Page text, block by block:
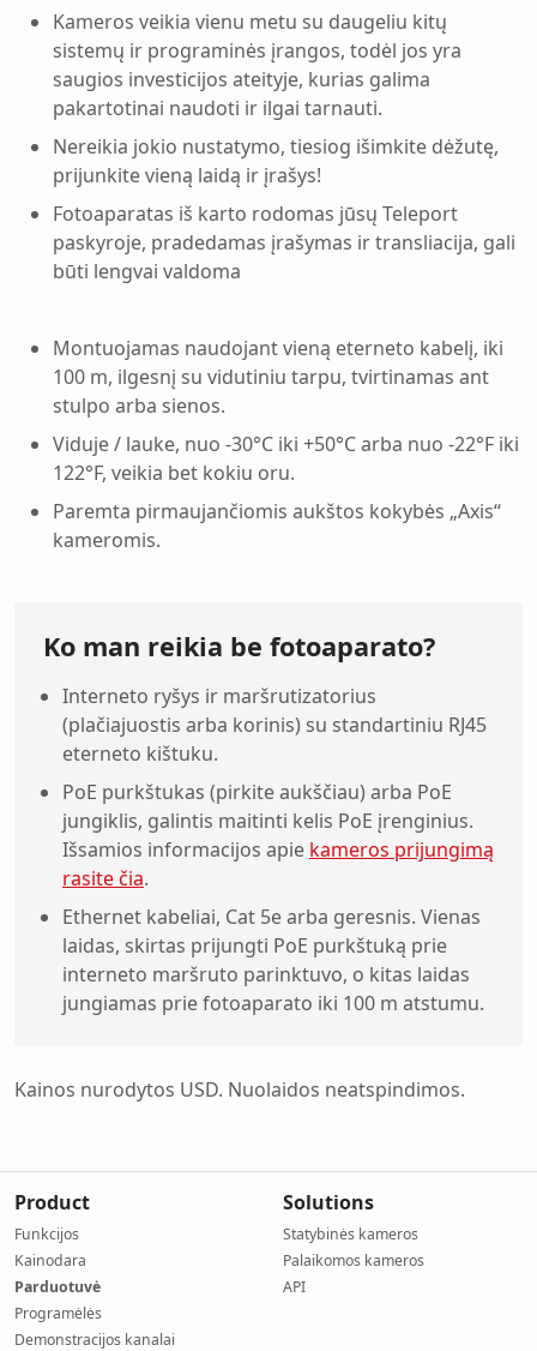
Kameros veikia vienu metu su daugeliu kitų
sistemų ir programinės įrangos, todėl jos yra
saugios investicijos ateityje, kurias galima
pakartotinai naudoti ir ilgai tarnauti.
Nereikia jokio nustatymo, tiesiog išimkite dėžutę,
prijunkite vieną laidą ir įrašys!
Fotoaparatas iš karto rodomas jūsų Teleport
paskyroje, pradedamas įrašymas ir transliacija, gali
būti lengvai valdoma
Montuojamas naudojant vieną eterneto kabelį, iki
100 m, ilgesnį su vidutiniu tarpu, tvirtinamas ant
stulpo arba sienos.
Viduje / lauke, nuo -30°C iki +50°C arba nuo -22°F iki
122°F, veikia bet kokiu oru.
Paremta pirmaujančiomis aukštos kokybės „Axis“
kameromis.
Ko man reikia be fotoaparato?
Interneto ryšys ir maršrutizatorius
(plačiajuostis arba korinis) su standartiniu RJ45
eterneto kištuku.
PoE purkštukas (pirkite aukščiau) arba PoE
jungiklis, galintis maitinti kelis PoE įrenginius.
Išsamios informacijos apie kameros prijungimą
rasite čia.
Ethernet kabeliai, Cat 5e arba geresnis. Vienas
laidas, skirtas prijungti PoE purkštuką prie
interneto maršruto parinktuvo, o kitas laidas
jungiamas prie fotoaparato iki 100 m atstumu.
Kainos nurodytos USD. Nuolaidos neatspindimos.
Product
Funkcijos
Kainodara
Parduotuvė
Programėlės
Demonstracijos kanalai
Solutions
Statybinės kameros
Palaikomos kameros
API